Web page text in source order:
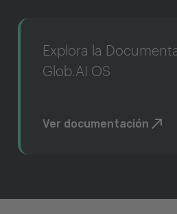
Explora la
Glob.AI OS
Ver documentación